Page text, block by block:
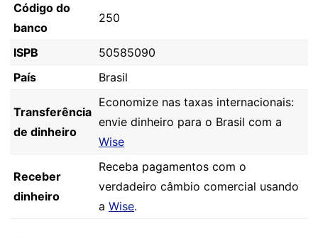
Código do
banco
250
ISPB
50585090
País
Brasil
Transferência
de dinheiro
Economize nas taxas internacionais:
envie dinheiro para o Brasil com a
Wise
Receber
dinheiro
Receba pagamentos com o
verdadeiro câmbio comercial usando
a Wise.